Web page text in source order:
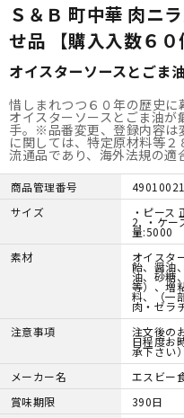
Ｓ＆Ｂ 町中華 肉ニ
せ品 【購入入数６０
オイスターソースとごま
惜しまれつつ６０年の歴史に
オイスターソースとごま油
手。※品番変更、登録内容は
に関しては、特定原材料等
流通品であり、海外法規の適
商品管理番号
サイズ
・ピー
2, ・ケー
量:5000
素材
オイスタ
飴、醤油
油、砂糖
等）、増
料、（一
肉・ゼラ
注意事項
注文後の
日程度お
承下さい
メーカー名
エスビー
賞味期限
390日